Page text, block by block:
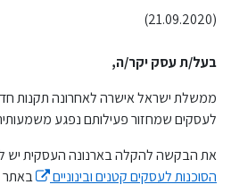
(21.09.2020)
בעל/ת עסק יקר/ה,
ממשלת ישראל אישרה לאחרונה תקנות
לעסקים שמחזור פעילותם נפגע
את הבקשה להקלה בארנונה העסקית יש
הסוכנות לעסקים קטנים ובינוניים
באתר